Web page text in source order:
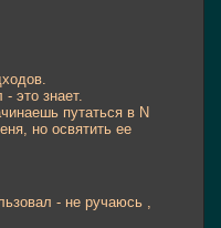
это знает.
путаться в N
но освятить ее
- не ручаюсь ,